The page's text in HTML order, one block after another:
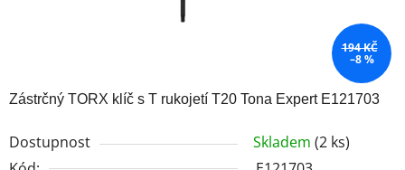
Zástrčný TORX klíč s T rukojetí T20 Tona Expert E121703
Dostupnost Skladem (2 ks)
194 KČ
–8 %